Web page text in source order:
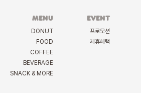
MENU
DONUT
FOOD
COFFEE
BEVERAGE
SNACK & MORE
EVENT
프로모션
제휴혜택